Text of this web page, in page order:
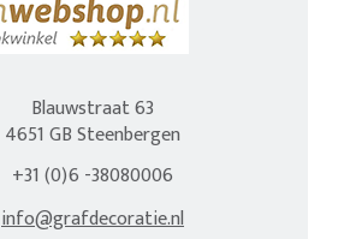
Blauwstraat 63
4651 GB Steenbergen
+31 (0)6 -38080006
info@grafdecoratie.nl